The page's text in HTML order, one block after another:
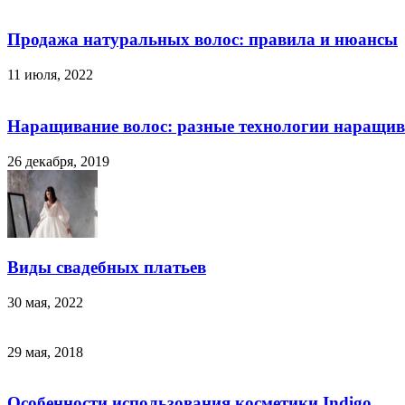
Продажа натуральных волос: правила и нюансы
11 июля, 2022
Наращивание волос: разные технологии
26 декабря, 2019
Виды свадебных платьев
30 мая, 2022
29 мая, 2018